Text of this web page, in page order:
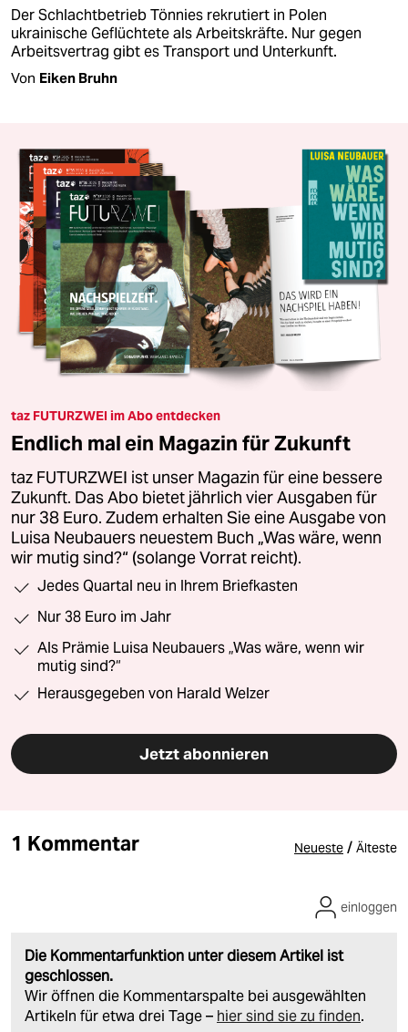
Der Schlachtbetrieb Tönnies rekrutiert in Polen
ukrainische Geflüchtete als Arbeitskräfte. Nur gegen
Arbeitsvertrag gibt es Transport und Unterkunft.
Von Eiken Bruhn
taz FUTURZWEI im Abo entdecken
Endlich mal ein Magazin für Zukunft
taz FUTURZWEI ist unser Magazin für eine bessere
Zukunft. Das Abo bietet jährlich vier Ausgaben für
nur 38 Euro. Zudem erhalten Sie eine Ausgabe von
Luisa Neubauers neuestem Buch „Was wäre, wenn
wir mutig sind?“ (solange Vorrat reicht).
Jedes Quartal neu in Ihrem Briefkasten
Nur 38 Euro im Jahr
Als Prämie Luisa Neubauers „Was wäre, wenn wir
mutig sind?“
Herausgegeben von Harald Welzer
Jetzt abonnieren
1 Kommentar Neueste / Älteste
Die Kommentarfunktion unter diesem Artikel ist
geschlossen.
Wir öffnen die Kommentarspalte bei ausgewählten
Artikeln für etwa drei Tage – hier sind sie zu finden.
einloggen